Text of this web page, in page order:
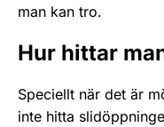
man kan tro.
Hur hittar
Speciellt när det är
inte hitta